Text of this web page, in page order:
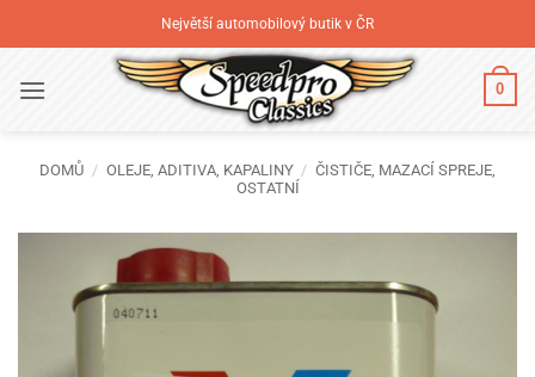
na
Největší automobilový butik v ČR
0
DOMŮ / OLEJE, ADITIVA, KAPALINY / ČISTIČE, MAZACÍ SPREJE,
OSTATNÍ